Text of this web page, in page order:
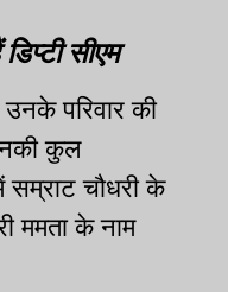
सीएम
परिवार की
कुल
सम्राट चौधरी के
ममता के नाम